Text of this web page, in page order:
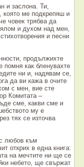
и заслона. Ти,
която ме подкрепяш и
човек трябва да
и духом над мен,
и песни
продължихте
как бленувахте
ни и, надявам се,
да ви кажа в очите
с мен, вие сте
Комитата –
сме, какви сме и
му е
тях се източва
любов към
открих в една книга:
на мечтите ни ще се
небето, ще свържат